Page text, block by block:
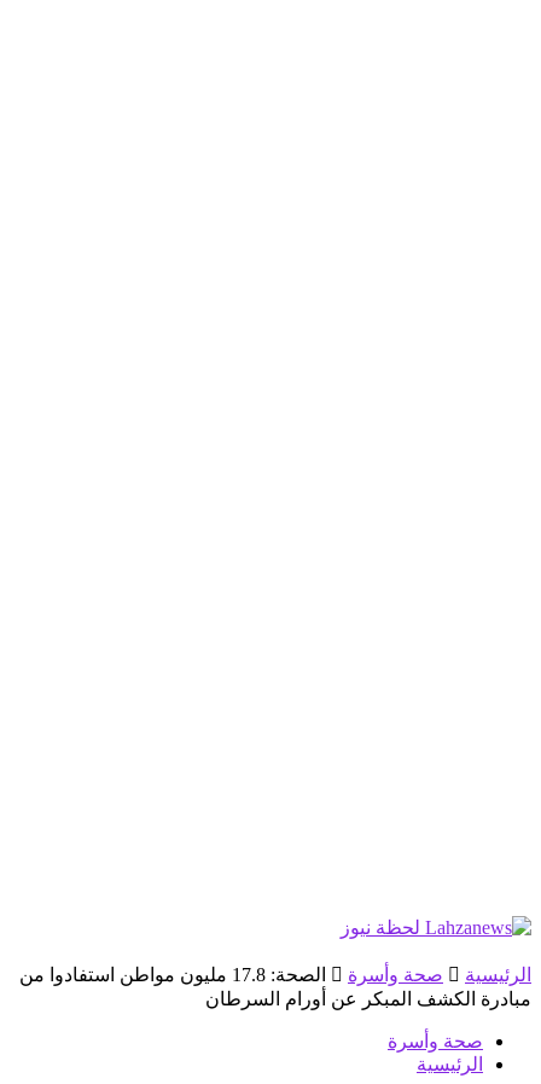
الرئيسية صحة وأسرة
الصحة: 17.8 مليون مواطن استفادوا من
مبادرة الكشف المبكر عن أورام السرطان
صحة وأسرة
الرئيسية